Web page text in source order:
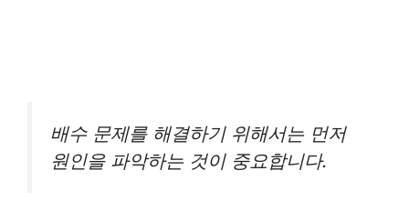
배수 문제를 해결하기 위해서는 먼저
원인을 파악하는 것이 중요합니다.